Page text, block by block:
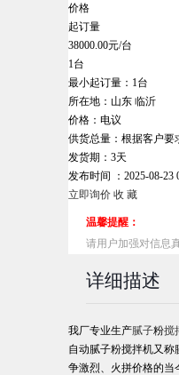
价格
起订量
38000.00元/台
1台
最小起订量：1台
所在地：山东 临沂
价格：电议
供货总量：根据客户要
发货期：3天
发布时间 ：2025-08-23
立即询价 收 藏
温馨提醒：
请用户加强对信息
详细描述
我厂专业生产腻子粉搅
自动腻子粉搅拌机又称
争激烈、火拼价格的当